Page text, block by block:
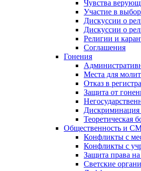
Чувства
Участие в
Дискуссии о
Дискуссии о
Религии и
Соглашения
Гонения
Места для
Отказ в
Защита от
Дискриминация
Теоретическая
Общественность и
Конфликты с
Конфликты с
Защита права
Светские